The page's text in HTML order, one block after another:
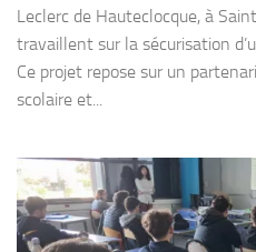
Leclerc de Hauteclocque, à
travaillent sur la sécurisation
Ce projet repose sur un
scolaire et...